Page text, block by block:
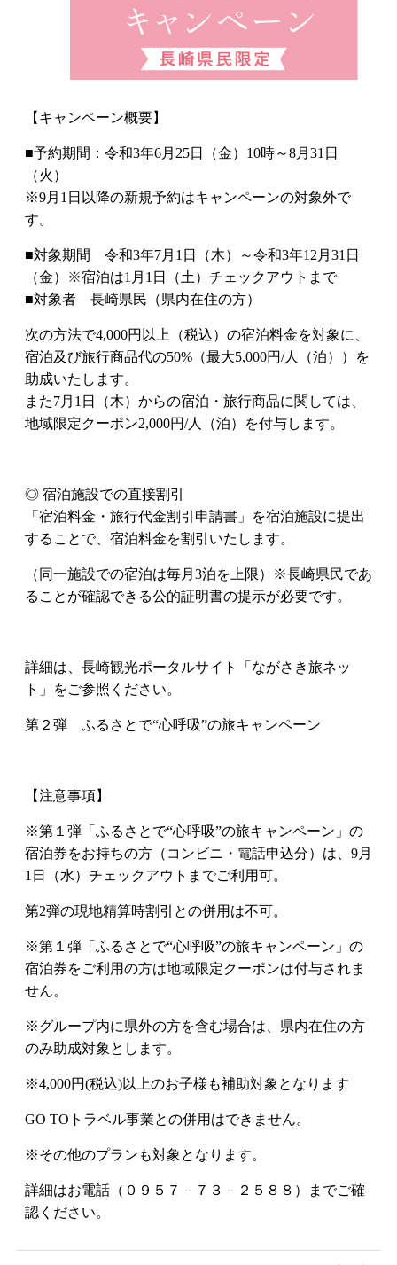
お電話でのお問い合わせ
0957-73-2588 (9:00 - 12:00、13:00 - 19:00)
ENGLISH
繁体字 한국어
【キャンペーン概要】
■予約期間：令和3年6月25日（金）10時～8月31日
（火）
※9月1日以降の新規予約はキャンペーンの対象外で
す。
■対象期間 令和3年7月1日（木）～令和3年12月31日
（金）※宿泊は1月1日（土）チェックアウトまで
■対象者 長崎県民（県内在住の方）
次の方法で4,000円以上（税込）の宿泊料金を対象に、
宿泊及び旅行商品代の50%（最大5,000円/人（泊））を
助成いたします。
また7月1日（木）からの宿泊・旅行商品に関しては、
地域限定クーポン2,000円/人（泊）を付与します。
◎ 宿泊施設での直接割引
「宿泊料金・旅行代金割引申請書」を宿泊施設に提出
することで、宿泊料金を割引いたします。
（同一施設での宿泊は毎月3泊を上限）※長崎県民であ
ることが確認できる公的証明書の提示が必要です。
詳細は、長崎観光ポータルサイト「ながさき旅ネッ
ト」をご参照ください。
第２弾 ふるさとで“心呼吸”の旅キャンペーン
【注意事項】
※第１弾「ふるさとで“心呼吸”の旅キャンペーン」の
宿泊券をお持ちの方（コンビニ・電話申込分）は、9月
1日（水）チェックアウトまでご利用可。
第2弾の現地精算時割引との併用は不可。
※第１弾「ふるさとで“心呼吸”の旅キャンペーン」の
宿泊券をご利用の方は地域限定クーポンは付与されま
せん。
※グループ内に県外の方を含む場合は、県内在住の方
のみ助成対象とします。
※4,000円(税込)以上のお子様も補助対象となります
GO TOトラベル事業との併用はできません。
※その他のプランも対象となります。
詳細はお電話（０９５７－７３－２５８８）までご確
認ください。